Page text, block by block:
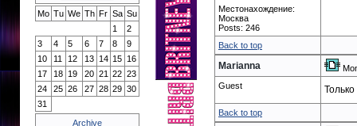
Mo Tu We Th Fr Sa Su
1
2
3
4 5 6 7 8
9
10
11 12 13 14 15 16
17
18 19 20 21 22 23
24
25 26 27 28 29 30
31
Archive
Местонахождение:
Москва
Posts: 246
Back to top
Marianna
Guest
Back to top